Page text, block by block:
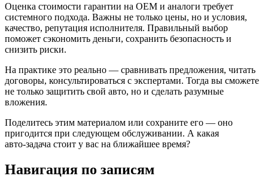
Оценка стоимости гарантии на OEM и аналоги требует
системного подхода. Важны не только цены, но и условия,
качество, репутация исполнителя. Правильный выбор
поможет сэкономить деньги, сохранить безопасность и
снизить риски.
На практике это реально — сравнивать предложения, читать
договоры, консультироваться с экспертами. Тогда вы сможете
не только защитить свой авто, но и сделать разумные
вложения.
Поделитесь этим материалом или сохраните его — оно
пригодится при следующем обслуживании. А какая
авто‑задача стоит у вас на ближайшее время?
Навигация по записям